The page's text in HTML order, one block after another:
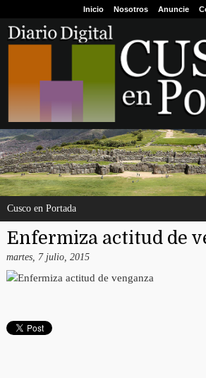
Inicio Nosotros Anuncie
Cusco en Portada
Enfermiza actitud de
martes, 7 julio, 2015